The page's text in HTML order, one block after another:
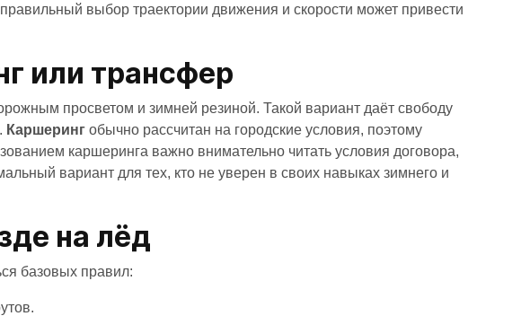
выбор траектории движения и скорости может привести
или трансфер
просветом и зимней резиной. Такой вариант даёт свободу
Каршеринг обычно рассчитан на городские условия, поэтому
каршеринга важно внимательно читать условия договора,
вариант для тех, кто не уверен в своих навыках зимнего и
на лёд
базовых правил: